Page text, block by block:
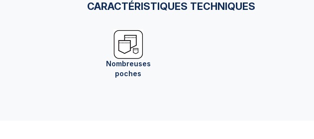
CARACTÉRISTIQUES TECHNIQUES
Nombreuses
poches